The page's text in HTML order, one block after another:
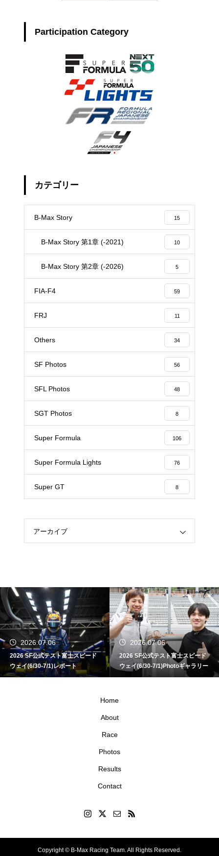
Participation Category
カテゴリー
B-Max Story 15
B-Max Story 第1章 (-2021) 10
B-Max Story 第2章 (-2026) 5
FIA-F4 59
FRJ 11
Others 34
SF Photos 56
SFL Photos 48
SGT Photos 8
Super Formula 106
Super Formula Lights 76
Super GT 8
アーカイブ
2026.07.06
2026 SF公式テスト富士スピード
ウェイ(6/30-7/1)レポート
2026.07.06
2026 SF公式テスト富士スピード
ウェイ(6/30-7/1)Photoギャラリー
Home
About
Race
Photos
Results
Contact
Copyright © B-Max Racing Team. All Rights Reserved.